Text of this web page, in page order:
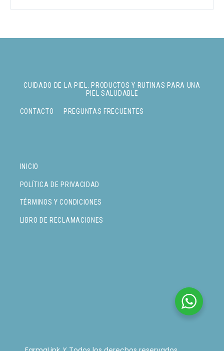
INICIO
POLÍTICA DE PRIVACIDAD
TÉRMINOS Y CONDICIONES
LIBRO DE RECLAMACIONES
CUIDADO DE LA PIEL: PRODUCTOS Y RUTINAS PARA UNA
PIEL SALUDABLE
CONTACTO PREGUNTAS FRECUENTES